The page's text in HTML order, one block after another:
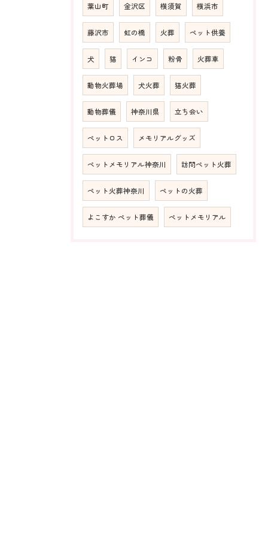
葉山町 金沢区 横須賀 横浜市
藤沢市 虹の橋 火葬 ペット供養
犬 猫 インコ 粉骨 火葬車
動物火葬場 犬火葬 猫火葬
動物葬儀 神奈川県 立ち会い
ペットロス メモリアルグッズ
ペットメモリアル神奈川 訪問ペット火葬
ペット火葬神奈川 ペットの火葬
よこすか ペット葬儀 ペットメモリアル